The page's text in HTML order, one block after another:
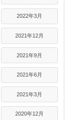
2022年3月
2021年12月
2021年9月
2021年6月
2021年3月
2020年12月